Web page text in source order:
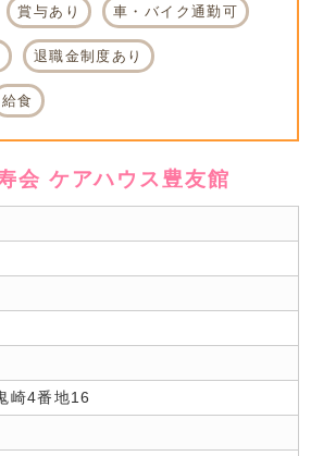
賞与あり 車・バイク通勤可
退職金制度あり
給食
会 ケアハウス豊友館
崎4番地16